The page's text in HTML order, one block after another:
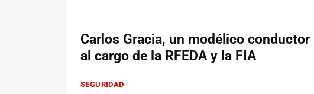
Carlos Gracia, un modélico conductor
al cargo de la RFEDA y la FIA
SEGURIDAD